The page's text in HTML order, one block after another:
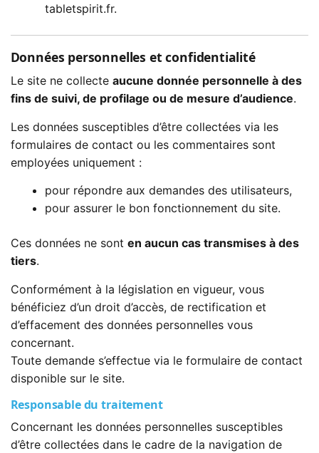
tabletspirit.fr.
Données personnelles et confidentialité
Le site ne collecte aucune donnée personnelle à des
fins de suivi, de profilage ou de mesure d’audience.
Les données susceptibles d’être collectées via les
formulaires de contact ou les commentaires sont
employées uniquement :
pour répondre aux demandes des utilisateurs,
pour assurer le bon fonctionnement du site.
Ces données ne sont en aucun cas transmises à des
tiers.
Conformément à la législation en vigueur, vous
bénéficiez d’un droit d’accès, de rectification et
d’effacement des données personnelles vous
concernant.
Toute demande s’effectue via le formulaire de contact
disponible sur le site.
Responsable du traitement
Concernant les données personnelles susceptibles
d’être collectées dans le cadre de la navigation de